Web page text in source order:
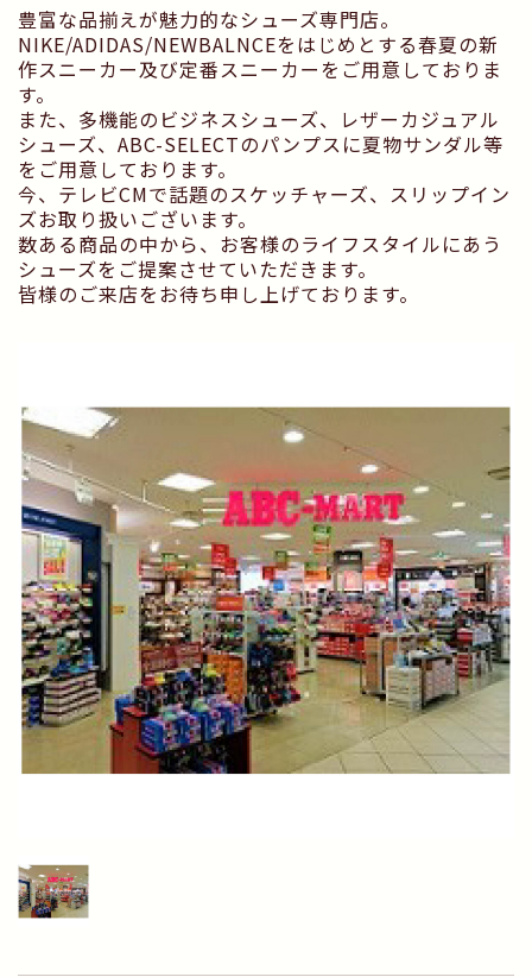
豊富な品揃えが魅力的なシューズ専門店。
NIKE/ADIDAS/NEWBALNCEをはじめとする春夏の新
作スニーカー及び定番スニーカーをご用意しておりま
す。
また、多機能のビジネスシューズ、レザーカジュアル
シューズ、ABC-SELECTのパンプスに夏物サンダル等
をご用意しております。
今、テレビCMで話題のスケッチャーズ、スリップイン
ズお取り扱いございます。
数ある商品の中から、お客様のライフスタイルにあう
シューズをご提案させていただきます。
皆様のご来店をお待ち申し上げております。